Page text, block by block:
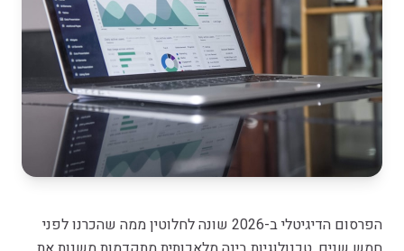
הפרסום הדיגיטלי ב-2026 שונה לחלוטין ממה שהכרנו לפני